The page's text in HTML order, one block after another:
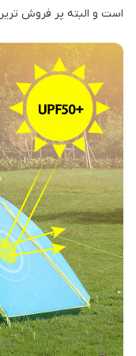
است و البته پر فروش